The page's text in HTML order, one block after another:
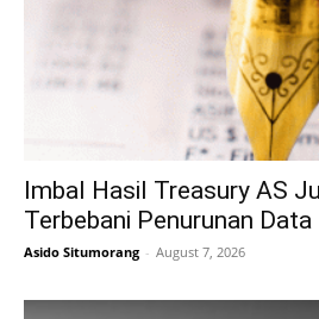
Imbal Hasil Treasury AS
Terbebani Penurunan Data
Asido Situmorang - August 7, 2026